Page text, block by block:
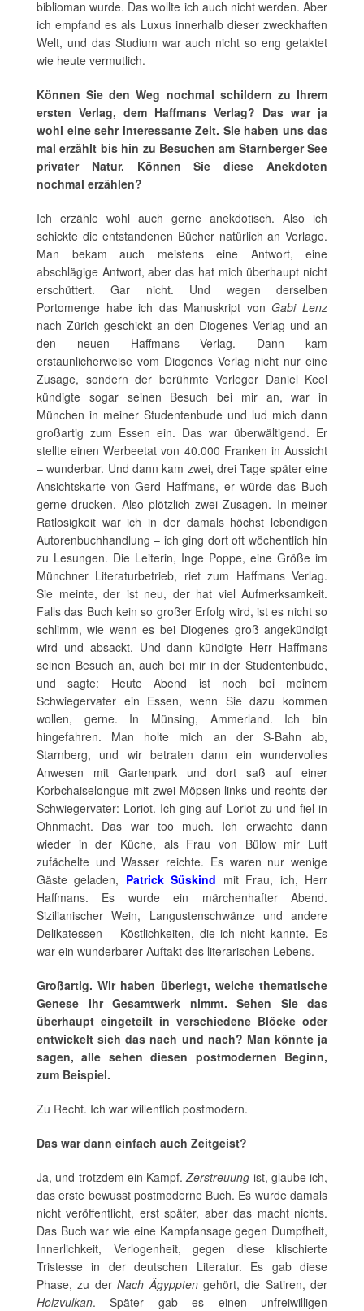
biblioman wurde. Das wollte ich auch nicht werden. Aber
ich empfand es als Luxus innerhalb dieser zweckhaften
Welt, und das Studium war auch nicht so eng getaktet
wie heute vermutlich.
Können Sie den Weg nochmal schildern zu Ihrem
ersten Verlag, dem Haffmans Verlag? Das war ja
wohl eine sehr interessante Zeit. Sie haben uns das
mal erzählt bis hin zu Besuchen am Starnberger See
privater Natur. Können Sie diese Anekdoten
nochmal erzählen?
Ich erzähle wohl auch gerne anekdotisch. Also ich
schickte die entstandenen Bücher natürlich an Verlage.
Man bekam auch meistens eine Antwort, eine
abschlägige Antwort, aber das hat mich überhaupt nicht
erschüttert. Gar nicht. Und wegen derselben
Portomenge habe ich das Manuskript von Gabi Lenz
nach Zürich geschickt an den Diogenes Verlag und an
den neuen Haffmans Verlag. Dann kam
erstaunlicherweise vom Diogenes Verlag nicht nur eine
Zusage, sondern der berühmte Verleger Daniel Keel
kündigte sogar seinen Besuch bei mir an, war in
München in meiner Studentenbude und lud mich dann
großartig zum Essen ein. Das war überwältigend. Er
stellte einen Werbeetat von 40.000 Franken in Aussicht
– wunderbar. Und dann kam zwei, drei Tage später eine
Ansichtskarte von Gerd Haffmans, er würde das Buch
gerne drucken. Also plötzlich zwei Zusagen. In meiner
Ratlosigkeit war ich in der damals höchst lebendigen
Autorenbuchhandlung – ich ging dort oft wöchentlich hin
zu Lesungen. Die Leiterin, Inge Poppe, eine Größe im
Münchner Literaturbetrieb, riet zum Haffmans Verlag.
Sie meinte, der ist neu, der hat viel Aufmerksamkeit.
Falls das Buch kein so großer Erfolg wird, ist es nicht so
schlimm, wie wenn es bei Diogenes groß angekündigt
wird und absackt. Und dann kündigte Herr Haffmans
seinen Besuch an, auch bei mir in der Studentenbude,
und sagte: Heute Abend ist noch bei meinem
Schwiegervater ein Essen, wenn Sie dazu kommen
wollen, gerne. In Münsing, Ammerland. Ich bin
hingefahren. Man holte mich an der S-Bahn ab,
Starnberg, und wir betraten dann ein wundervolles
Anwesen mit Gartenpark und dort saß auf einer
Korbchaiselongue mit zwei Möpsen links und rechts der
Schwiegervater: Loriot. Ich ging auf Loriot zu und fiel in
Ohnmacht. Das war too much. Ich erwachte dann
wieder in der Küche, als Frau von Bülow mir Luft
zufächelte und Wasser reichte. Es waren nur wenige
Gäste geladen, Patrick Süskind mit Frau, ich, Herr
Haffmans. Es wurde ein märchenhafter Abend.
Sizilianischer Wein, Langustenschwänze und andere
Delikatessen – Köstlichkeiten, die ich nicht kannte. Es
war ein wunderbarer Auftakt des literarischen Lebens.
Großartig. Wir haben überlegt, welche thematische
Genese Ihr Gesamtwerk nimmt. Sehen Sie das
überhaupt eingeteilt in verschiedene Blöcke oder
entwickelt sich das nach und nach? Man könnte ja
sagen, alle sehen diesen postmodernen Beginn,
zum Beispiel.
Zu Recht. Ich war willentlich postmodern.
Das war dann einfach auch Zeitgeist?
Ja, und trotzdem ein Kampf.Zerstreuung ist, glaube ich,
das erste bewusst postmoderne Buch. Es wurde damals
nicht veröffentlicht, erst später, aber das macht nichts.
Das Buch war wie eine Kampfansage gegen Dumpfheit,
Innerlichkeit, Verlogenheit, gegen diese klischierte
Tristesse in der deutschen Literatur. Es gab diese
Phase, zu derNach Ägypptengehört, die Satiren, der
Holzvulkan. Später gab es einen unfreiwilligen